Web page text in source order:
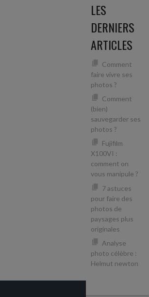
LES
DERNIERS
ARTICLES
Comment
faire vivre ses
photos ?
Comment
(bien)
sauvegarder ses
photos ?
Fujifilm
X100VI :
comment on
vous manipule ?
7 astuces
pour faire des
photos de
paysages plus
originales
Analyse
photo célèbre :
Helmut newton